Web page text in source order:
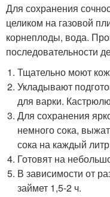
Для сохранения
целиком на газовой
корнеплоды, вода.
последовательности
Тщательно моют
Укладывают
для варки.
Для сохранения
немного сока,
сока на каждый
Готовят на
В зависимости от
займет 1,5-2 ч.